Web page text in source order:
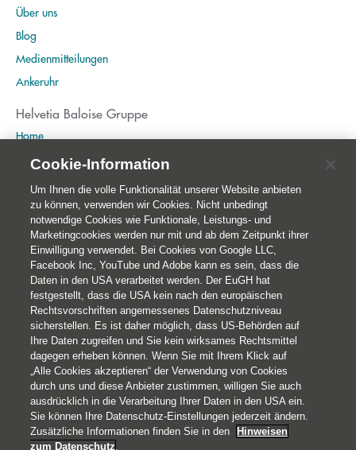
Über uns
Blog
Medienmitteilungen
Ankeruhr
Helvetia Baloise Gruppe
Home
Publikationen
Nachhaltigkeit
© 2026 Helvetia Versicherungen AG
Hoher Markt 10-11
1010 Wien
+43 50 222-1000
Impressum
Cookie-Information
Um Ihnen die volle Funktionalität unserer Website anbieten
zu können, verwenden wir Cookies. Nicht unbedingt
notwendige Cookies wie Funktionale, Leistungs- und
Marketingcookies werden nur mit und ab dem Zeitpunkt ihrer
Einwilligung verwendet. Bei Cookies von Google LLC,
Facebook Inc, YouTube und Adobe kann es sein, dass die
Daten in den USA verarbeitet werden. Der EuGH hat
festgestellt, dass die USA kein nach den europäischen
Rechtsvorschriften angemessenes Datenschutzniveau
sicherstellen. Es ist daher möglich, dass US-Behörden auf
Ihre Daten zugreifen und Sie kein wirksames Rechtsmittel
dagegen erheben können. Wenn Sie mit Ihrem Klick auf
„Alle Cookies akzeptieren“ der Verwendung von Cookies
durch uns und diese Anbieter zustimmen, willigen Sie auch
ausdrücklich in die Verarbeitung Ihrer Daten in den USA ein.
Sie können Ihre Datenschutz-Einstellungen jederzeit ändern.
Zusätzliche Informationen finden Sie in den
Hinweisen
zum Datenschutz.